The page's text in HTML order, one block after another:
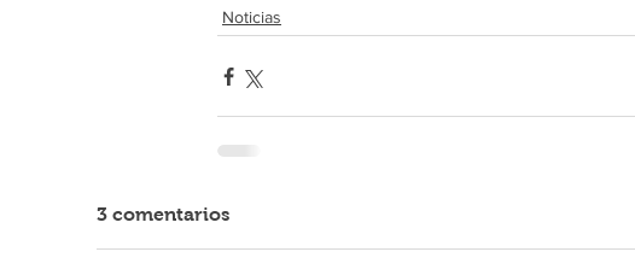
Noticias
3 comentarios